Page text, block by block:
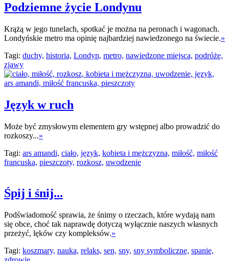
Podziemne życie Londynu
Krążą w jego tunelach, spotkać je można na peronach i wagonach.
Londyńskie metro ma opinię najbardziej nawiedzonego na świecie.»
Tagi: duchy, historia, Londyn, metro, nawiedzone miejsca, podróże,
zjawy
Język w ruch
Może być zmysłowym elementem gry wstępnej albo prowadzić do
rozkoszy...»
Tagi: ars amandi, ciało, język, kobieta i mężczyzna, miłość, miłość
francuska, pieszczoty, rozkosz, uwodzenie
Śpij i śnij...
Podświadomość sprawia, że śnimy o rzeczach, które wydają nam
się obce, choć tak naprawdę dotyczą wyłącznie naszych własnych
przeżyć, lęków czy kompleksów.»
Tagi: koszmary, nauka, relaks, sen, sny, sny symboliczne, spanie,